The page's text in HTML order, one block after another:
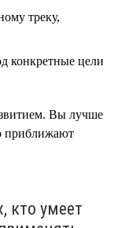
треку,
конкретные цели
Вы лучше
приближают
кто умеет